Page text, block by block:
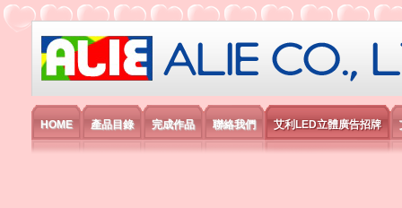
艾利國際電子有限公司
HOME 產品目錄 完成作品 聯絡我們 艾利LED立體廣告招牌